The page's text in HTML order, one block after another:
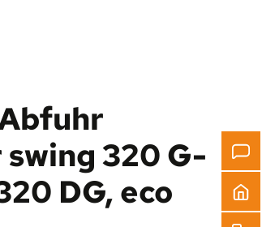
320 G-
DG, eco